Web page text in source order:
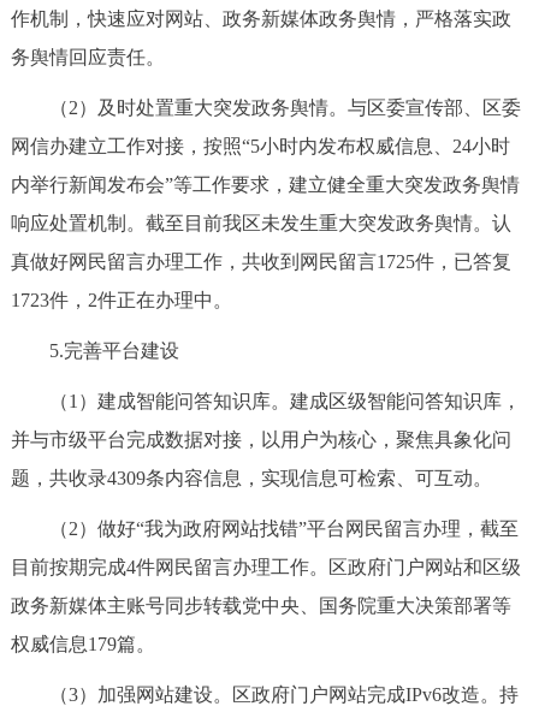
作机制，快速应对网站、政务新媒体政务舆情，严格落实政
务舆情回应责任。
（2）及时处置重大突发政务舆情。与区委宣传部、区委
网信办建立工作对接，按照“5小时内发布权威信息、24小时
内举行新闻发布会”等工作要求，建立健全重大突发政务舆情
响应处置机制。截至目前我区未发生重大突发政务舆情。认
真做好网民留言办理工作，共收到网民留言1725件，已答复
1723件，2件正在办理中。
5.完善平台建设
（1）建成智能问答知识库。建成区级智能问答知识库，
并与市级平台完成数据对接，以用户为核心，聚焦具象化问
题，共收录4309条内容信息，实现信息可检索、可互动。
（2）做好“我为政府网站找错”平台网民留言办理，截至
目前按期完成4件网民留言办理工作。区政府门户网站和区级
政务新媒体主账号同步转载党中央、国务院重大决策部署等
权威信息179篇。
（3）加强网站建设。区政府门户网站完成IPv6改造。持